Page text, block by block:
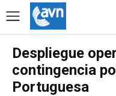
Despliegue
contingencia
Portuguesa